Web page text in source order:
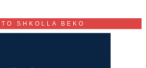
SHKOLLA BEKO